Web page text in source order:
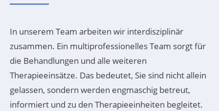
In unserem Team arbeiten wir interdisziplinär
zusammen. Ein multiprofessionelles Team sorgt für
die Behandlungen und alle weiteren
Therapieeinsätze. Das bedeutet, Sie sind nicht allein
gelassen, sondern werden engmaschig betreut,
informiert und zu den Therapieeinheiten begleitet.